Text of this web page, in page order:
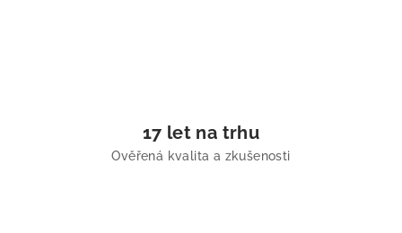
17 let na trhu
Ověřená kvalita a zkušenosti